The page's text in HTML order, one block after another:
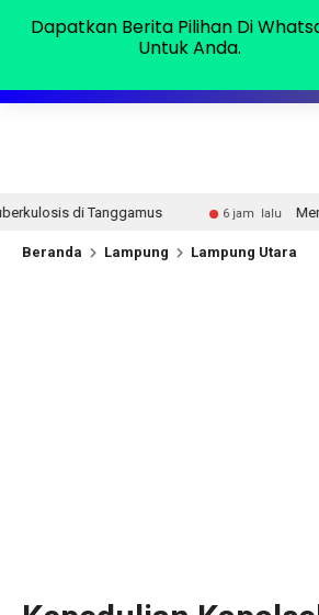
6 jam lalu Mendesak Transparansi:
Beranda Lampung Lampung Utara
Dapatkan Berita Pilihan Di
Untuk Anda.